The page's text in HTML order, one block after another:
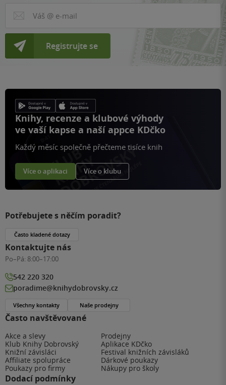
Registrujte se
Knihy, recenze a klubové výhody
ve vaší kapse a naší appce KDčko
Každý měsíc společně přečteme tisíce knih
Více o aplikaci Více o klubu
Často navštěvované
Akce a slevy
Prodejny
Klub Knihy Dobrovský
Aplikace KDčko
Knižní závisláci
Festival knižních závisláků
Affiliate spolupráce
Dárkové poukazy
Poukazy pro firmy
Nákupy pro školy
Dodací podmínky
Potřebujete s něčím poradit?
Často kladené dotazy
Kontaktujte nás
Po–Pá: 8:00–17:00
542 220 320
poradime@knihydobrovsky.cz
Všechny kontakty Naše prodejny